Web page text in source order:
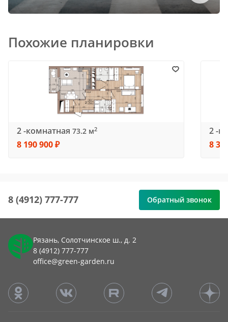
Похожие планировки
2 -комнатная 73.2 м2
8 190 900 ₽
2 -
8
8 (4912) 777-777 Обратный звонок
Рязань, Солотчинское ш., д. 2
8 (4912) 777-777
office@green-garden.ru